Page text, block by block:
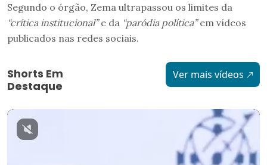
Segundo o órgão, Zema ultrapassou os limites da
“crítica institucional”e da “paródia política”em vídeos
publicados nas redes sociais.
Shorts Em
Destaque
Ver mais vídeos